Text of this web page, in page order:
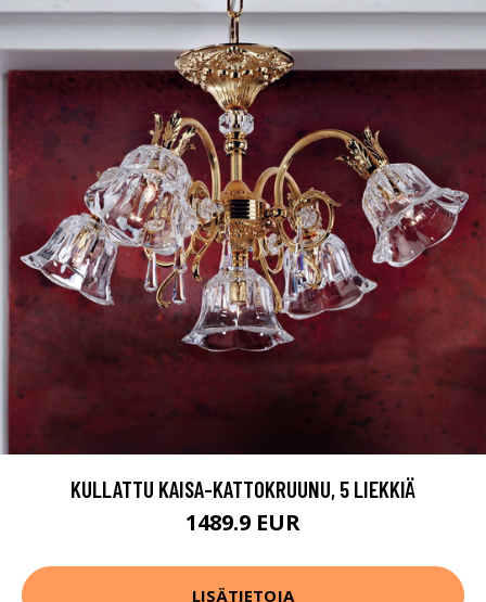
KULLATTU KAISA-KATTOKRUUNU, 5 LIEKKIÄ
1489.9 EUR
LISÄTIETOJA